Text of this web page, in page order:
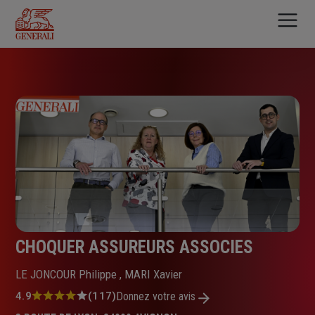
contenu
principal
CHOQUER ASSUREURS ASSOCIES
LE JONCOUR Philippe , MARI Xavier
Note
4.9 (117)Donnez votre avis